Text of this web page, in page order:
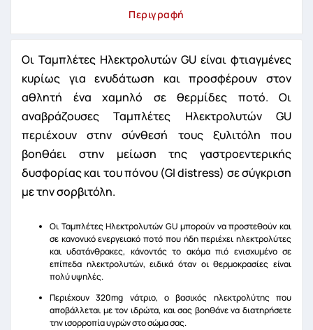
Περιγραφή
Οι Ταμπλέτες Ηλεκτρολυτών GU είναι φτιαγμένες
κυρίως για ενυδάτωση και προσφέρουν στον
αθλητή ένα χαμηλό σε θερμίδες ποτό. Οι
αναβράζουσες Ταμπλέτες Ηλεκτρολυτών GU
περιέχουν στην σύνθεσή τους ξυλιτόλη που
βοηθάει στην μείωση της γαστροεντερικής
δυσφορίας και του πόνου (GI distress) σε σύγκριση
με την σορβιτόλη.
Οι Ταμπλέτες Ηλεκτρολυτών GU μπορούν να προστεθούν και
σε κανονικό ενεργειακό ποτό που ήδη περιέχει ηλεκτρολύτες
και υδατάνθρακες, κάνοντάς το ακόμα πιό ενισχυμένο σε
επίπεδα ηλεκτρολυτών, ειδικά όταν οι θερμοκρασίες είναι
πολύ υψηλές.
Περιέχουν 320mg νάτριο, ο βασικός ηλεκτρολύτης που
αποβάλλεται με τον ιδρώτα, και σας βοηθάνε να διατηρήσετε
την ισορροπία υγρών στο σώμα σας.